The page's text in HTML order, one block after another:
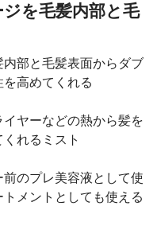
を毛髪内部と毛
部と毛髪表面からダブ
高めてくれる
ヤーなどの熱から髪を
れるミスト
のプレ美容液として使
メントとしても使える